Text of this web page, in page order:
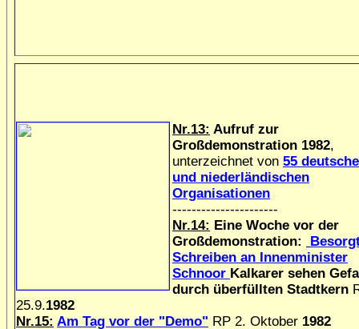
Nr.13: Aufruf zur
Großdemonstration 1982,
unterzeichnet von 55
und niederländischen
Organisationen
----------------------
Nr.14: Eine Woche vor der
Großdemonstration:
Schreiben an Innenminister
Schnoor Kalkarer sehen
durch überfüllten Stadtkern
25.9.1982
Nr.15: Am Tag vor der "Demo" RP 2. Oktober 1982